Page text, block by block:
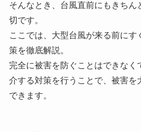
そんなとき、台風直前にもきちん
切です。
ここでは、大型台風が来る前にす
策を徹底解説。
完全に被害を防ぐことはできなく
介する対策を行うことで、被害を
できます。